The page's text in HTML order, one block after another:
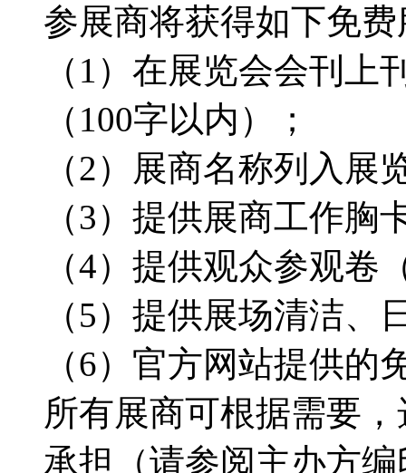
参展商将获得如下免
（1）在展览会会刊
（100字以内）；
（2）展商名称列入
（3）提供展商工作
（4）提供观众参观
（5）提供展场清洁
（6）官方网站提供
所有展商可根据需要
承担（请参阅主办方